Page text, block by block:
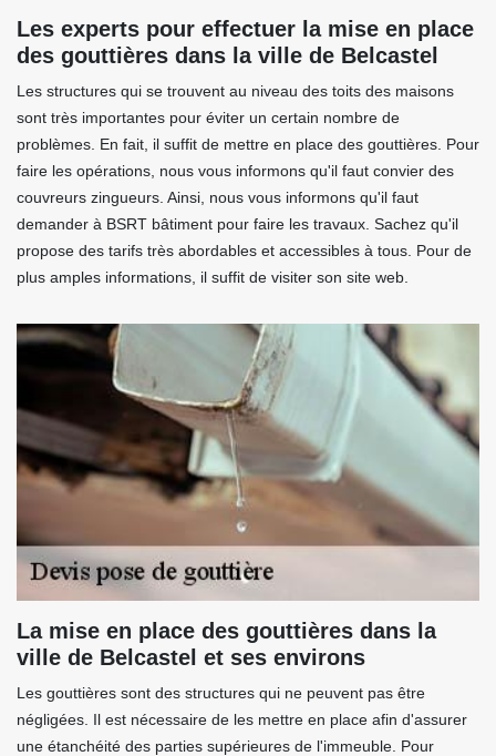
Les experts pour effectuer la mise en place
des gouttières dans la ville de Belcastel
Les structures qui se trouvent au niveau des toits des maisons
sont très importantes pour éviter un certain nombre de
problèmes. En fait, il suffit de mettre en place des gouttières. Pour
faire les opérations, nous vous informons qu'il faut convier des
couvreurs zingueurs. Ainsi, nous vous informons qu'il faut
demander à BSRT bâtiment pour faire les travaux. Sachez qu'il
propose des tarifs très abordables et accessibles à tous. Pour de
plus amples informations, il suffit de visiter son site web.
La mise en place des gouttières dans la
ville de Belcastel et ses environs
Les gouttières sont des structures qui ne peuvent pas être
négligées. Il est nécessaire de les mettre en place afin d'assurer
une étanchéité des parties supérieures de l'immeuble. Pour